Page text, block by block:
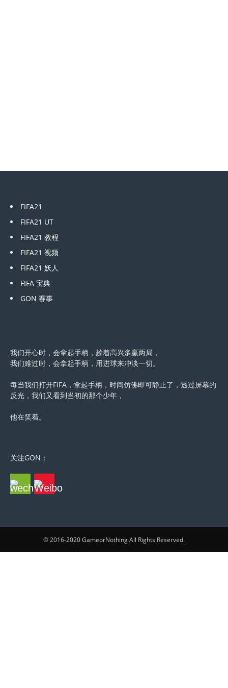
FIFA21
FIFA21 UT
FIFA21 教程
FIFA21 视频
FIFA21 妖人
FIFA 宝典
GON 赛事
我们开心时，会拿起手柄，趁着高兴多赢两局，
我们难过时，会拿起手柄，用进球来冲淡一切。
每当我们打开FIFA，拿起手柄，时间仿佛即可静止了，透过屏幕的
反光，我们又看到当初的那个少年，
他在笑着。
关注GON：
© 2016-2020 GameorNothing All Rights Reserved.